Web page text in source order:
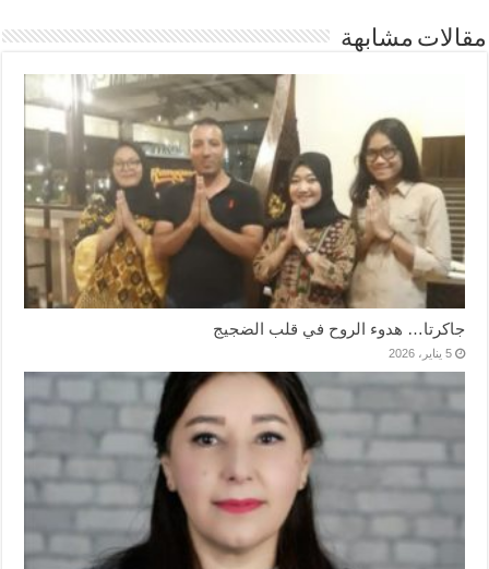
مقالات مشابهة
جاكرتا… هدوء الروح في قلب الضجيج
5 يناير، 2026